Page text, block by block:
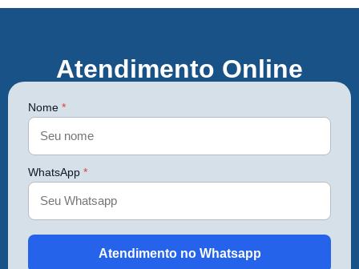
Atendimento Online
Nome *
WhatsApp *
Atendimento no Whatsapp